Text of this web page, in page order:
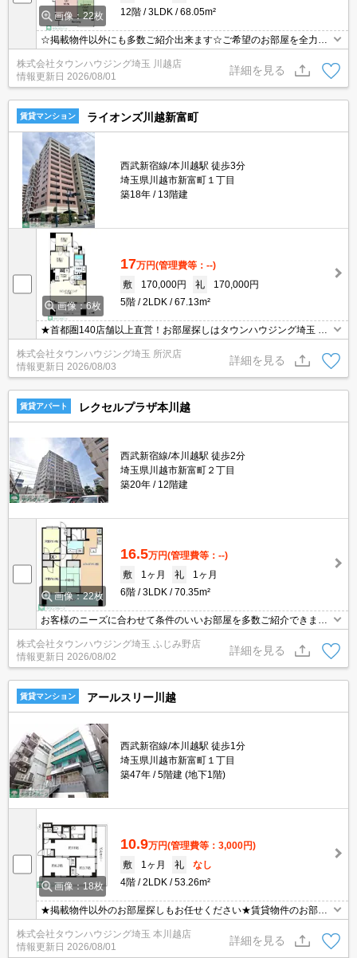
画像：22枚
12階
3LDK 68.05m²
☆掲載物件以外にも多数ご紹介出来ます☆ご希望のお部屋を全力で
お探しさせて頂きます♪
株式会社タウンハウジング埼玉 川越店
情報更新日 2026/08/01
詳細を見る
賃貸マンション ライオンズ川越新富町
西武新宿線/本川越駅 徒歩3分
埼玉県川越市新富町１丁目
築18年
13階建
画像：6枚
17万円(管理費等：--)
敷
170,000円 礼
170,000円
5階
2LDK 67.13m²
★首都圏140店舗以上直営！お部屋探しはタウンハウジング埼玉 所
沢店へ★
株式会社タウンハウジング埼玉 所沢店
情報更新日 2026/08/03
詳細を見る
賃貸アパート レクセルプラザ本川越
西武新宿線/本川越駅 徒歩2分
埼玉県川越市新富町２丁目
築20年
12階建
画像：22枚
16.5万円(管理費等：--)
敷
1ヶ月 礼
1ヶ月
6階
3LDK 70.35m²
お客様のニーズに合わせて条件のいいお部屋を多数ご紹介できます♪
情報数No.1のタウンハウジングまで是非お問い合わせください！
株式会社タウンハウジング埼玉 ふじみ野店
情報更新日 2026/08/02
詳細を見る
賃貸マンション アールスリー川越
西武新宿線/本川越駅 徒歩1分
埼玉県川越市新富町１丁目
築47年
5階建 (地下1階)
画像：18枚
10.9万円(管理費等：3,000円)
敷
1ヶ月 礼
なし
4階
2LDK 53.26m²
★掲載物件以外のお部屋探しもお任せください★賃貸物件のお部屋
探しはタウンハウジングへ★
株式会社タウンハウジング埼玉 本川越店
情報更新日 2026/08/01
詳細を見る